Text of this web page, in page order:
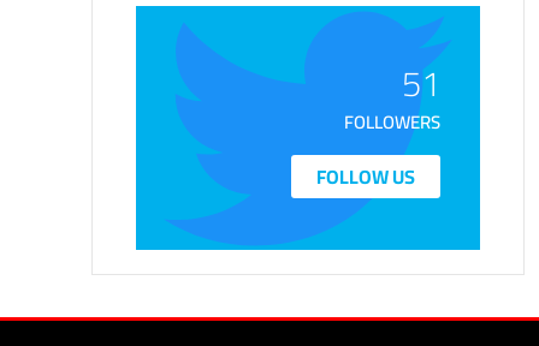
51
FOLLOWERS
FOLLOW US